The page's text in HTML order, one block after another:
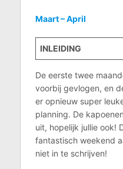
Maart – April
INLEIDING
De eerste twee
voorbij gevlogen, en
er opnieuw super
planning. De
uit, hopelijk jullie ook!
fantastisch weekend
niet in te schrijven!